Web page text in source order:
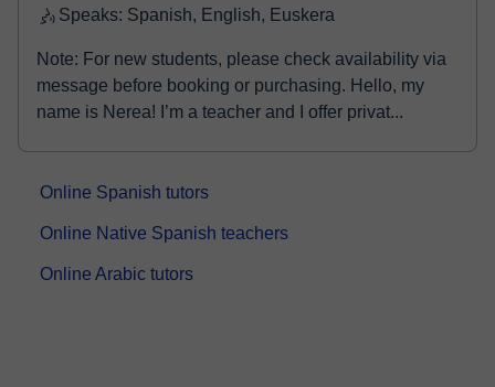
Speaks: Spanish, English, Euskera
Note: For new students, please check availability via
message before booking or purchasing. Hello, my
name is Nerea! I’m a teacher and I offer privat...
Online Spanish tutors
Online Native Spanish teachers
Online Arabic tutors